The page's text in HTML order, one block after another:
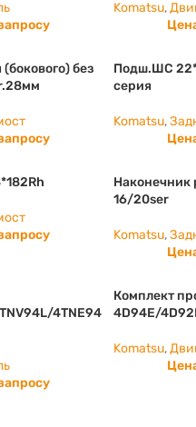
Komatsu,
без
Подш.ШС
серия
Komatsu,
Наконечник
16/20ser
Komatsu,
4TNE94
Комплект
4D94E/
Komatsu,